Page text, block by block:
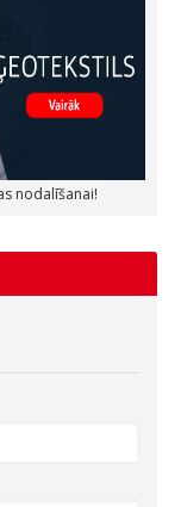
nodalīšanai!